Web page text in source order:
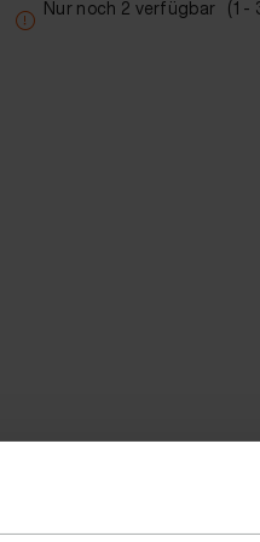
Nur noch 2 verfügbar (1 -